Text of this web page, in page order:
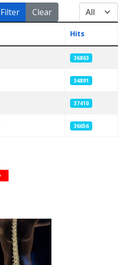
Filter Clear
Hits
36863
34891
37410
36656